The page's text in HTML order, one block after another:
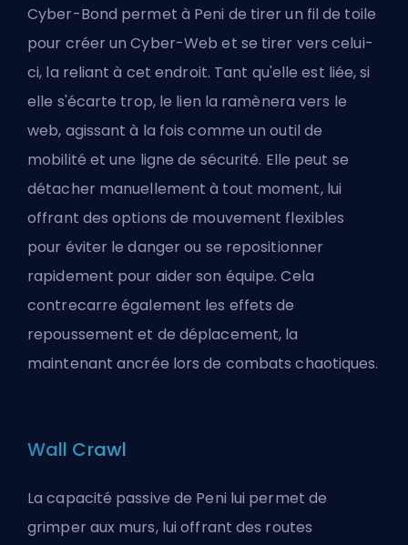
Cyber-Bond permet à Peni de tirer un fil de toile
pour créer un Cyber-Web et se tirer vers celui-
ci, la reliant à cet endroit. Tant qu'elle est liée, si
elle s'écarte trop, le lien la ramènera vers le
web, agissant à la fois comme un outil de
mobilité et une ligne de sécurité. Elle peut se
détacher manuellement à tout moment, lui
offrant des options de mouvement flexibles
pour éviter le danger ou se repositionner
rapidement pour aider son équipe. Cela
contrecarre également les effets de
repoussement et de déplacement, la
maintenant ancrée lors de combats chaotiques.
Wall Crawl
La capacité passive de Peni lui permet de
grimper aux murs, lui offrant des routes